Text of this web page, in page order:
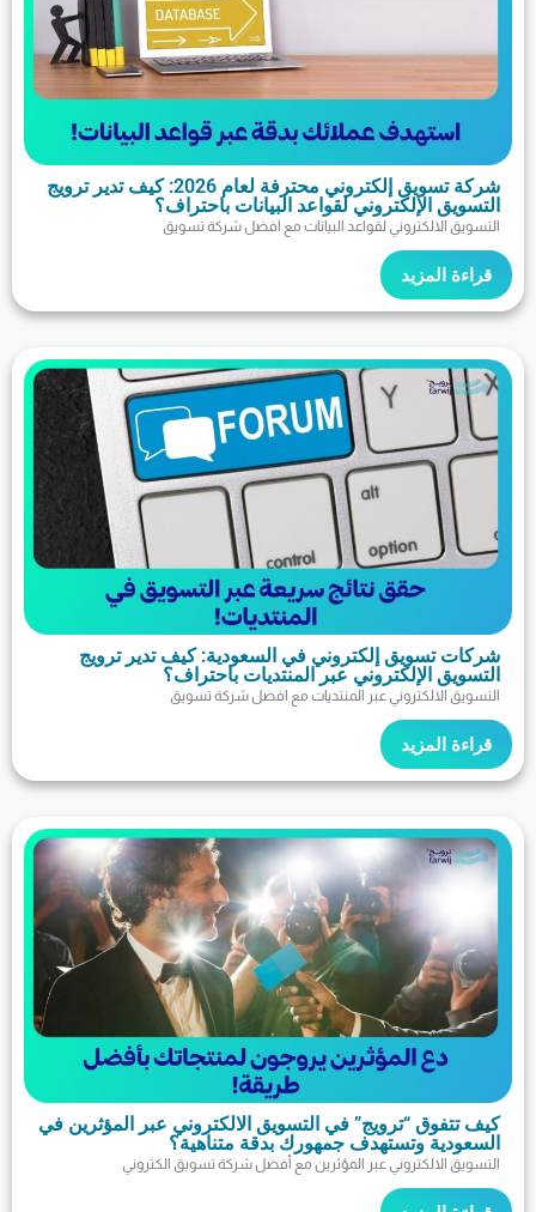
شركة تسويق إلكتروني محترفة لعام 2026: كيف تدير ترويج
لقواعد البيانات باحتراف؟
لقواعد البيانات مع افضل شركة تسويق
إلكتروني في السعودية: كيف تدير ترويج
عبر المنتديات باحتراف؟
عبر المنتديات مع افضل شركة تسويق
“ترويج” في التسويق الالكتروني عبر المؤثرين في
وتستهدف جمهورك بدقة متناهية؟
عبر المؤثرين مع أفضل شركة تسويق الكتروني